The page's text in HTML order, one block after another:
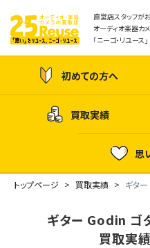
直営店スタッフが
オーディオ楽器カ
「ニーゴ・リユース」
初めての方へ
買取実績
思
トップページ 買取実績 ギタ
ギター Godin ゴ
買取実